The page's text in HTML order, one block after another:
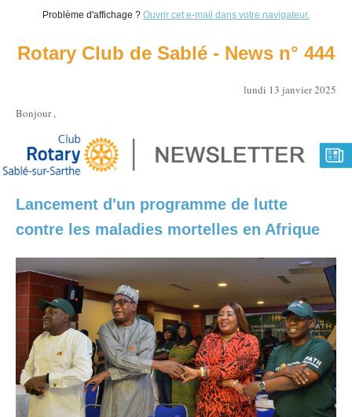
Problème d'affichage ? Ouvrir cet e-mail dans votre navigateur.
Rotary Club de Sablé - News n° 444
lundi 13 janvier 2025
Bonjour ,
Lancement d'un programme de lutte
contre les maladies mortelles en Afrique